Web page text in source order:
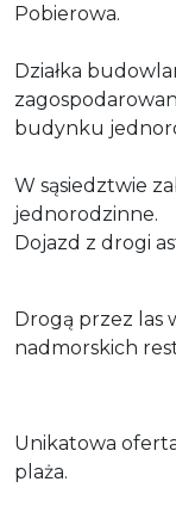
Pobierowa.
Działka
budynku
W sąsiedztwie
jednorodzinne.
Dojazd z drogi
Drogą przez las
nadmorskich
Unikatowa
plaża.